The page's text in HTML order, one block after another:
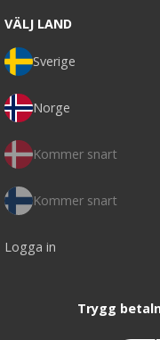
VÄLJ LAND
Sverige
Norge
Kommer snart
Kommer snart
Logga in
Trygg